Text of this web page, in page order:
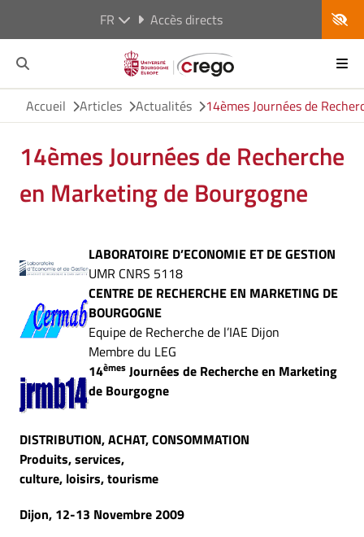
FR Accès directs
Accueil Articles Actualités 14èmes Journées de
14èmes Journées de Recherche
en Marketing de Bourgogne
LABORATOIRE D’ECONOMIE ET DE GESTION
UMR CNRS 5118
CENTRE DE RECHERCHE EN MARKETING DE
BOURGOGNE
Equipe de Recherche de l’IAE Dijon
Membre du LEG
14èmes Journées de Recherche en Marketing
de Bourgogne
DISTRIBUTION, ACHAT, CONSOMMATION
Produits, services,
culture, loisirs, tourisme
Dijon, 12-13 Novembre 2009